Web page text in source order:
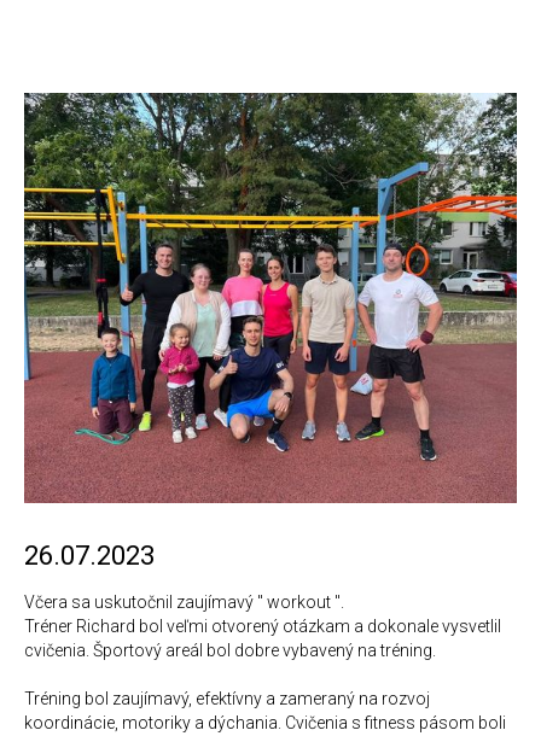
26.07.2023
Včera sa uskutočnil zaujímavý " workout ".
Tréner Richard bol veľmi otvorený otázkam a dokonale vysvetlil
cvičenia. Športový areál bol dobre vybavený na tréning.
Tréning bol zaujímavý, efektívny a zameraný na rozvoj
koordinácie, motoriky a dýchania. Cvičenia s fitness pásom boli